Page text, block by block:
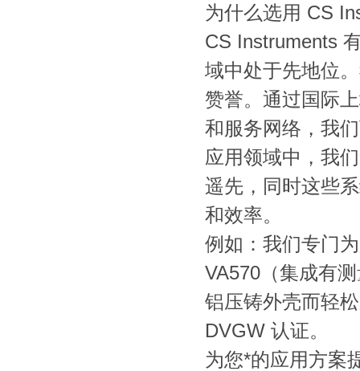
为什么选用 CS
CS Instruments
域中处于先地位
赞誉。通过国际
和服务网络，我
应用领域中，我
遥先，同时这些
和效率。
例如：我们专门
VA570（集成有
铝压铸外壳而轻
DVGW 认证。
为您*的应用方案